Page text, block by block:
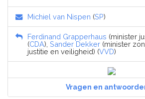
Michiel van Nispen (SP)
Ferdinand Grapperhaus (minister
(CDA), Sander Dekker (minister
justitie en veiligheid) (VVD)
Vragen en